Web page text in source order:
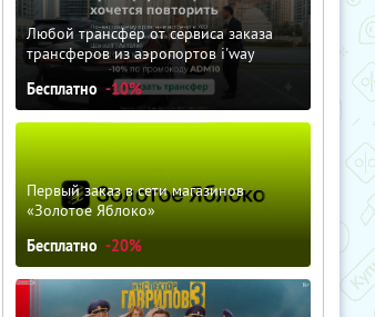
Любой трансфер от сервиса заказа
трансферов из аэропортов i'way
Бесплатно -10%
Первый заказ в сети магазинов
«Золотое Яблоко»
Бесплатно -20%